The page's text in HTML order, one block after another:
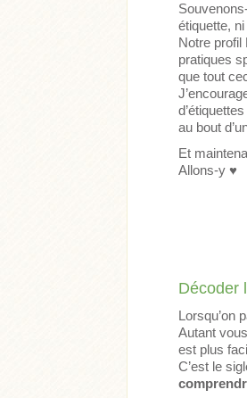
étiquette,
Notre profil
pratiques
que tout
au bout
Et
Allons-y ♥
Décoder
Lorsqu’on
Autant
est plus
C’est le